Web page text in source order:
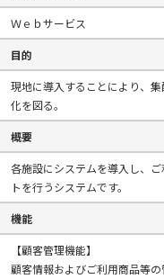
Ｗｅｂサービス
目的
現地に導入することにより、
化を図る。
概要
各施設にシステムを導入し、
トを行うシステムです。
機能
【顧客管理機能】
顧客情報およびご利用商品等の